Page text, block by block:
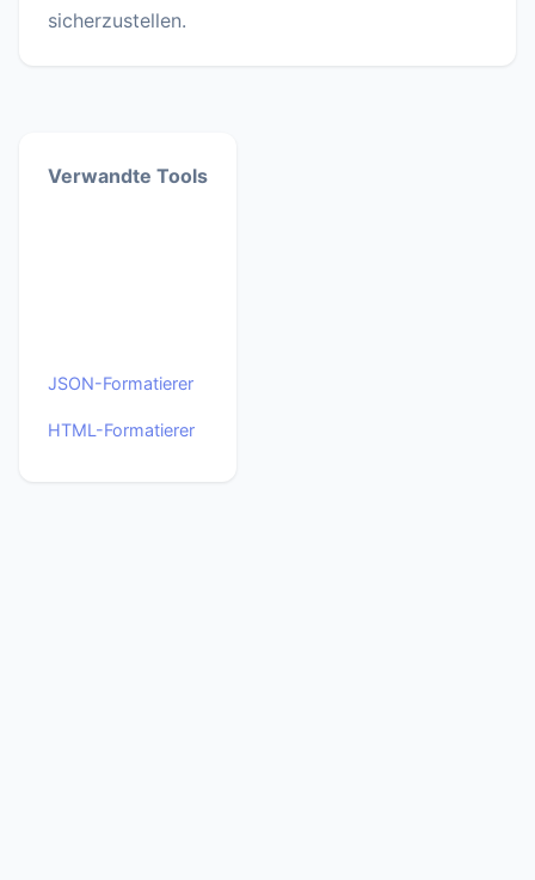
sicherzustellen.
Verwandte Tools
JSON-Formatierer
HTML-Formatierer